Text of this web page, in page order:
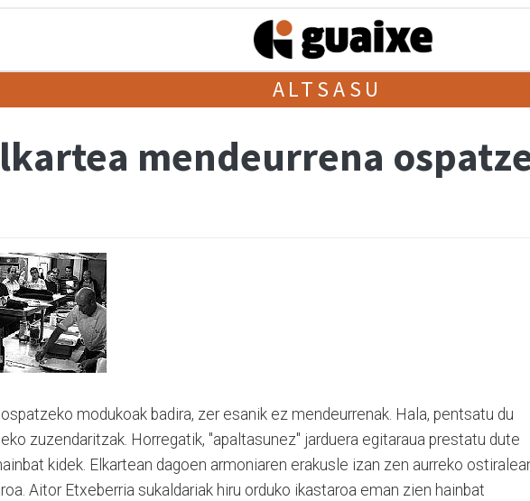
ALTSASU
mendeurrena
modukoak badira, zer esanik ez mendeurrenak. Hala, pentsatu du
zuzendaritzak. Horregatik, "apaltasunez" jarduera egitaraua prestatu dute
kidek. Elkartean dagoen armoniaren erakusle izan zen aurreko
Aitor Etxeberria sukaldariak hiru orduko ikastaroa eman zien hainbat